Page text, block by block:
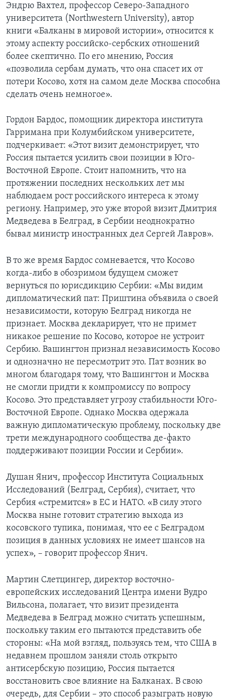
Эндрю Вахтел, профессор Северо-Западного
университета (Northwestern University), автор
книги «Балканы в мировой истории», относится к
этому аспекту российско-сербских отношений
более скептично. По его мнению, Россия
«позволила сербам думать, что она спасет их от
потери Косово, хотя на самом деле Москва способна
сделать очень немногое».
Гордон Бардос, помощник директора института
Гарримана при Колумбийском университете,
подчеркивает: «Этот визит демонстрирует, что
Россия пытается усилить свои позиции в Юго-
Восточной Европе. Стоит напомнить, что на
протяжении последних нескольких лет мы
наблюдаем рост российского интереса к этому
региону. Например, это уже второй визит Дмитрия
Медведева в Белград, в Сербии неоднократно
бывал министр иностранных дел Сергей Лавров».
В то же время Бардос сомневается, что Косово
когда-либо в обозримом будущем сможет
вернуться по юрисдикцию Сербии: «Мы видим
дипломатический пат: Приштина объявила о своей
независимости, которую Белград никогда не
признает. Москва декларирует, что не примет
никакое решение по Косово, которое не устроит
Сербию. Вашингтон признал независимость Косово
и однозначно не пересмотрит это. Пат возник во
многом благодаря тому, что Вашингтон и Москва
не смогли придти к компромиссу по вопросу
Косово. Это представляет угрозу стабильности Юго-
Восточной Европе. Однако Москва одержала
важную дипломатическую проблему, поскольку две
трети международного сообщества де-факто
поддерживают позиции России и Сербии».
Душан Янич, профессор Института Социальных
Исследований (Белград, Сербия), считает, что
Сербия «стремится» в ЕС и НАТО. «В силу этого
Москва ныне готовит стратегию выхода из
косовского тупика, понимая, что ее с Белградом
позиция в данных условиях не имеет шансов на
успех», – говорит профессор Янич.
Мартин Слетцингер, директор восточно-
европейских исследований Центра имени Вудро
Вильсона, полагает, что визит президента
Медведева в Белград можно считать успешным,
поскольку таким его пытаются представить обе
стороны: «На мой взгляд, пользуясь тем, что США в
недавнем прошлом заняли столь открыто
антисербскую позицию, Россия пытается
восстановить свое влияние на Балканах. В свою
очередь, для Сербии – это способ разыграть новую